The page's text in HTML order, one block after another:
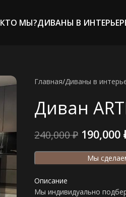
КТО МЫ?ДИВАНЫ В
Главная/Диваны в
Диван
240,000₽ 190,000
Мы
Описание
Мы индивидуально